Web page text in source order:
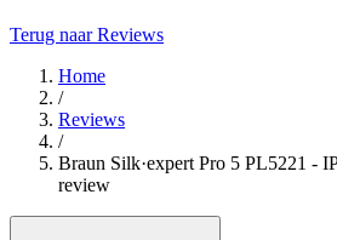
Terug naar Reviews
Home
/
Reviews
/
Braun Silk·expert Pro 5 PL5221 -
review